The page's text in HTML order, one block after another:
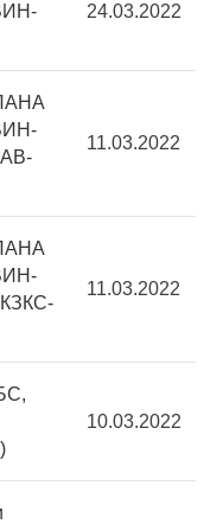
24.03.2022
11.03.2022
11.03.2022
10.03.2022